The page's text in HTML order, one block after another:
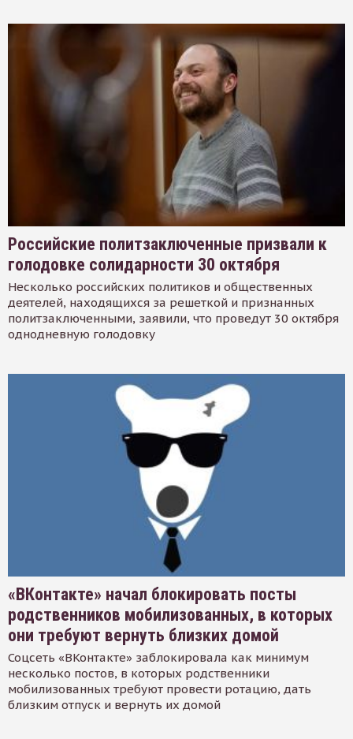
Российские политзаключенные призвали к
голодовке солидарности 30 октября
Несколько российских политиков и общественных
деятелей, находящихся за решеткой и признанных
политзаключенными, заявили, что проведут 30 октября
однодневную голодовку
«ВКонтакте» начал блокировать посты
родственников мобилизованных, в которых
они требуют вернуть близких домой
Соцсеть «ВКонтакте» заблокировала как минимум
несколько постов, в которых родственники
мобилизованных требуют провести ротацию, дать
близким отпуск и вернуть их домой